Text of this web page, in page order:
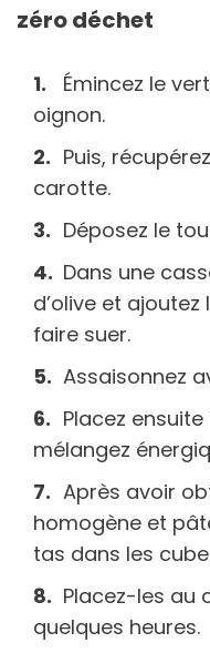
zéro déchet
Émincez le
oignon.
Puis,
carotte.
Déposez le
Dans une
d’olive et
faire suer.
Assaisonnez
Placez
mélangez
Après avoir
homogène et
tas dans les
Placez-les au
quelques heures.